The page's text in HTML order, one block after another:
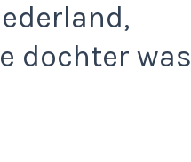
dochter was